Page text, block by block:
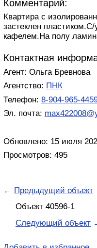
Комментарий:
Квартира с
застеклен
кафелем.На полу
Контактная
Агент: Ольга Бревнова
Агентство: ПНК
Телефон: 8-904-965-
Эл. почта:
Обновлено: 15 июля
Просмотров: 495
← Предыдущий объект
Объект 40596-1
Следующий объект